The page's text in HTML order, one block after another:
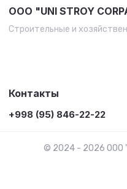
OOO "UNI STROY
Строительные и
Контакты
+998 (95) 846-22-22
© 2024 - 2026 OOO